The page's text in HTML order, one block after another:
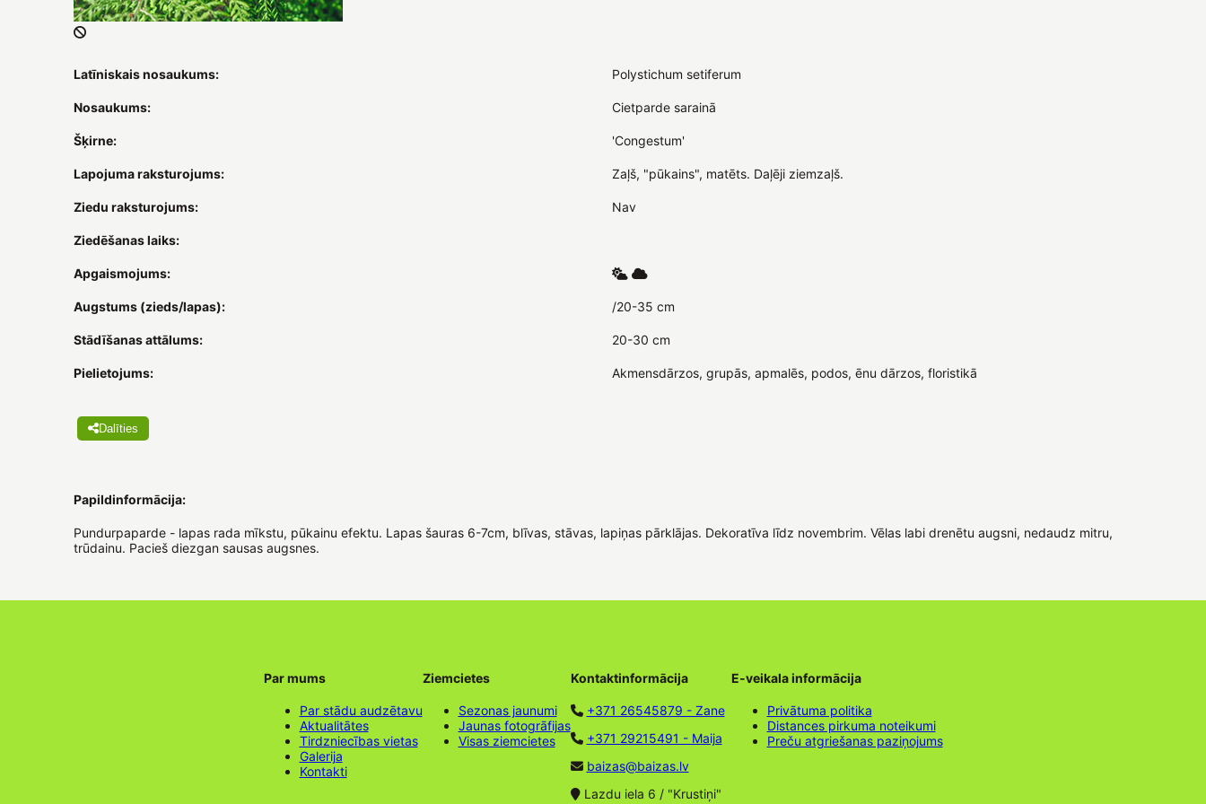
Latīniskais nosaukums: Polystichum setiferum
Nosaukums: Cietparde sarainā
Šķirne: 'Congestum'
Lapojuma raksturojums: Zaļš, "pūkains", matēts. Daļēji ziemzaļš.
Ziedu raksturojums: Nav
Ziedēšanas laiks:
Apgaismojums:
Augstums (zieds/lapas): /20-35 cm
Stādīšanas attālums: 20-30 cm
Pielietojums: Akmensdārzos, grupās, apmalēs, podos, ēnu dārzos, floristikā
Dalīties
Papildinformācija:
Pundurpaparde - lapas rada mīkstu, pūkainu efektu. Lapas šauras 6-7cm, blīvas, stāvas, lapiņas pārklājas. Dekoratīva līdz novembrim. Vēlas labi drenētu augsni, nedaudz mitru,
trūdainu. Pacieš diezgan sausas augsnes.
Par mums
Par stādu audzētavu
Aktualitātes
Tirdzniecības vietas
Galerija
Kontakti
Ziemcietes
Sezonas jaunumi
Jaunas fotogrāfijas
Visas ziemcietes
Kontaktinformācija
+371 26545879 - Zane
+371 29215491 - Maija
baizas@baizas.lv
Lazdu iela 6 / "Krustiņi"
E-veikala informācija
Privātuma politika
Distances pirkuma noteikumi
Preču atgriešanas paziņojums